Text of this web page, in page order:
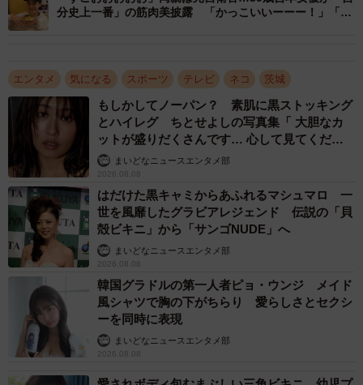
分史上一番」の筋肉美披露 「かっこいいーーー！」「す
エンタメ 気になる スポーツ テレビ ネコ 茨城
もしかしてノーパン？ 素肌に黒ストッキング
とハイレグ ちとせよしの写真集「 大胆なカ
ットが盛りだくさんです… 心して見てくださ
い」まいどなニュースエンタメ部
2026.08.08
はだけた黒キャミからあふれるマシュマロ 一
世を風靡したグラビアレジェンド 伝説の「貝
殻ビキニ」から「サンゴNUDE」へ
まいどなニュースエンタメ部
2026.08.08
韓国グラドルの第一人者ピョ・ウンジ メイド
風シャツで胸の下がちらり 愛らしさとセクシ
ーを同時に表現
まいどなニュースエンタメ部
2026.08.08